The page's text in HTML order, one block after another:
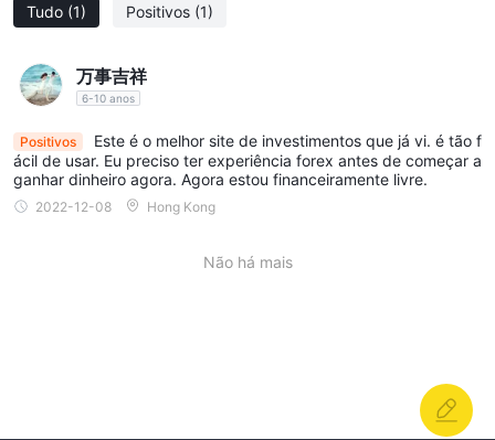
Tudo (1) Positivos (1)
万事吉祥
6-10 anos
Positivos
Este é o melhor site de investimentos que já vi. é tão f
ácil de usar. Eu preciso ter experiência forex antes de começar a
ganhar dinheiro agora. Agora estou financeiramente livre.
2022-12-08 Hong Kong
Não há mais